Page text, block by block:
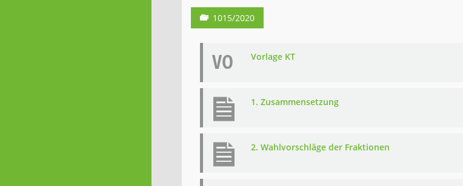
1015/2020
VO Vorlage KT
1. Zusammensetzung
2. Wahlvorschläge der Fraktionen